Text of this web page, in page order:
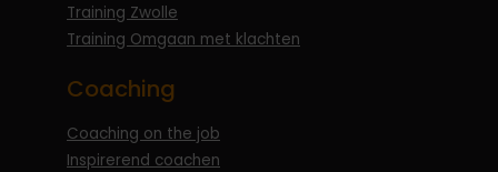
Training Zwolle
Training Omgaan met klachten
Coaching
Coaching on the job
Inspirerend coachen